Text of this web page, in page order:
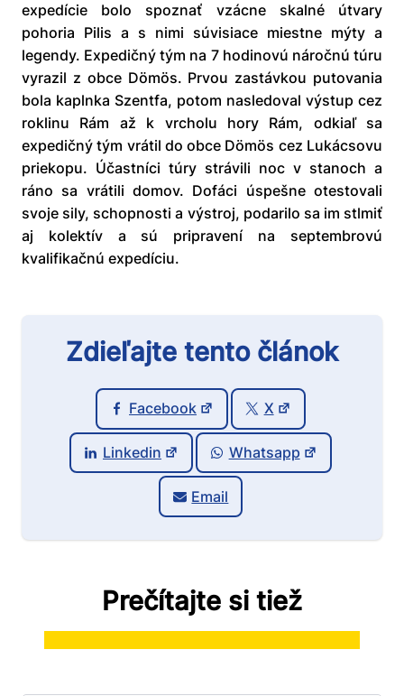
expedície bolo spoznať vzácne skalné útvary
pohoria Pilis a s nimi súvisiace miestne mýty a
legendy. Expedičný tým na 7 hodinovú náročnú túru
vyrazil z obce Dömös. Prvou zastávkou putovania
bola kaplnka Szentfa, potom nasledoval výstup cez
roklinu Rám až k vrcholu hory Rám, odkiaľ sa
expedičný tým vrátil do obce Dömös cez Lukácsovu
priekopu. Účastníci túry strávili noc v stanoch a
ráno sa vrátili domov. Dofáci úspešne otestovali
svoje sily, schopnosti a výstroj, podarilo sa im stlmiť
aj kolektív a sú pripravení na septembrovú
kvalifikačnú expedíciu.
Zdieľajte tento článok
Facebook X
Linkedin Whatsapp
Email
Prečítajte si tiež